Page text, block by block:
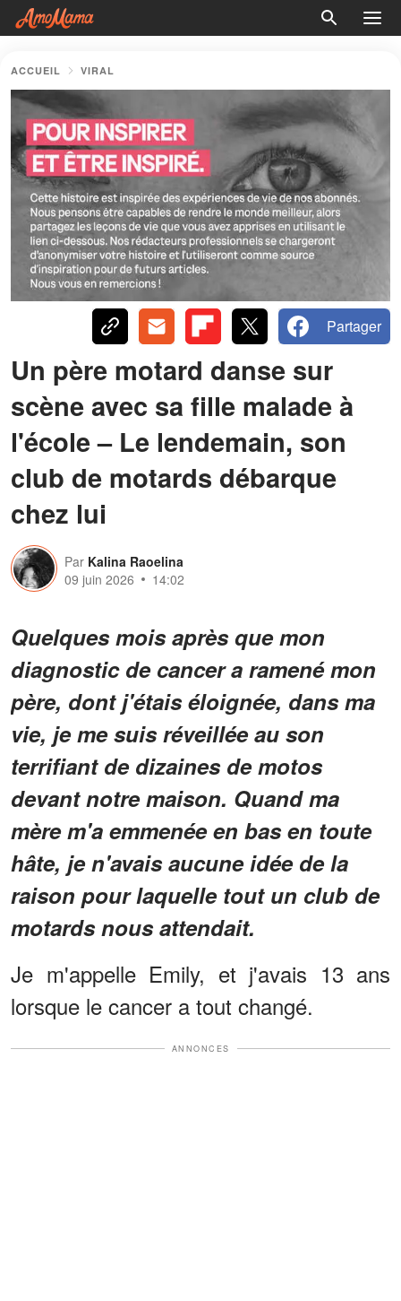
ACCUEIL VIRAL
Partager
Un père motard danse sur
scène avec sa fille malade à
l'école – Le lendemain, son
club de motards débarque
chez lui
Par Kalina Raoelina
09 juin 2026
14:02
Quelques mois après que mon
diagnostic de cancer a ramené mon
père, dont j'étais éloignée, dans ma
vie, je me suis réveillée au son
terrifiant de dizaines de motos
devant notre maison. Quand ma
mère m'a emmenée en bas en toute
hâte, je n'avais aucune idée de la
raison pour laquelle tout un club de
motards nous attendait.
Je m'appelle Emily, et j'avais 13 ans
lorsque le cancer a tout changé.
ANNONCES